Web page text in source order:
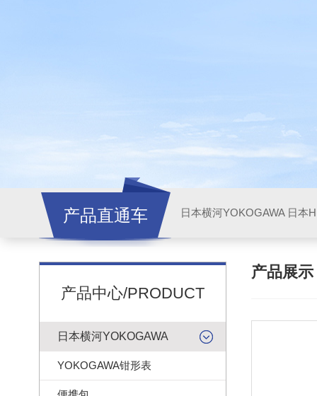
产品直通车 日本横河YOKOGAWA 日本
产品中心/PRODUCT
日本横河YOKOGAWA
YOKOGAWA钳形表
产品展示